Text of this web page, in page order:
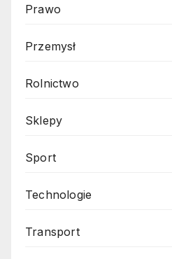
Prawo
Przemysł
Rolnictwo
Sklepy
Sport
Technologie
Transport